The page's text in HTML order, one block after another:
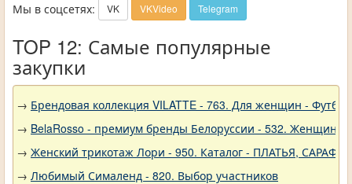
Мы в соцсетях: VK VKVideo Telegram
TOP 12: Самые популярные
закупки
→ Брендовая коллекция VILATTE - 763. Для женщин -
→ BelaRosso - премиум бренды Белоруссии - 532.
→ Женский трикотаж Лори - 950. Каталог - ПЛАТЬЯ,
→ Любимый Сималенд - 820. Выбор участников